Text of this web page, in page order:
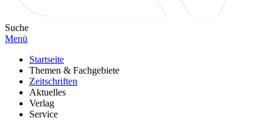
Suche
Menü
Startseite
Themen & Fachgebiete
Zeitschriften
Aktuelles
Verlag
Service